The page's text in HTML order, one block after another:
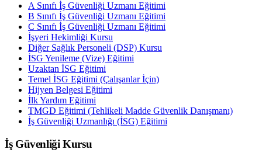
A Sınıfı İş Güvenliği Uzmanı Eğitimi
B Sınıfı İş Güvenliği Uzmanı Eğitimi
C Sınıfı İş Güvenliği Uzmanı Eğitimi
İşyeri Hekimliği Kursu
Diğer Sağlık Personeli (DSP) Kursu
İSG Yenileme (Vize) Eğitimi
Uzaktan İSG Eğitimi
Temel İSG Eğitimi (Çalışanlar İçin)
Hijyen Belgesi Eğitimi
İlk Yardım Eğitimi
TMGD Eğitimi (Tehlikeli Madde Güvenlik Danışmanı)
İş Güvenliği Uzmanlığı (İSG) Eğitimi
İş Güvenliği Kursu